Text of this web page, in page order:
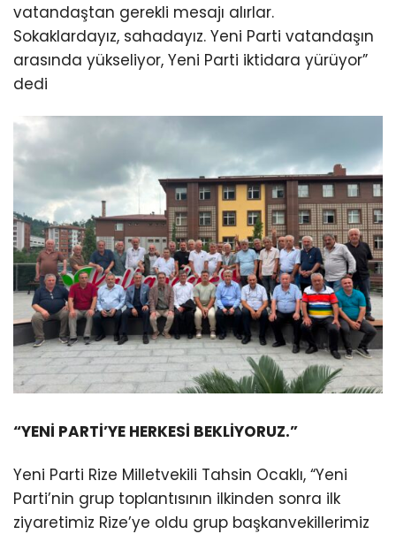
vatandaştan gerekli mesajı alırlar.
Sokaklardayız, sahadayız. Yeni Parti vatandaşın
arasında yükseliyor, Yeni Parti iktidara yürüyor”
dedi
“YENİ PARTİ’YE HERKESİ BEKLİYORUZ.”
Yeni Parti Rize Milletvekili Tahsin Ocaklı, “Yeni
Parti’nin grup toplantısının ilkinden sonra ilk
ziyaretimiz Rize’ye oldu grup başkanvekillerimiz